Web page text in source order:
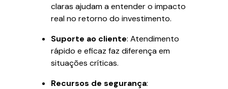
claras ajudam a entender o impacto
real no retorno do investimento.
Suporte ao cliente: Atendimento
rápido e eficaz faz diferença em
situações críticas.
Recursos de segurança: